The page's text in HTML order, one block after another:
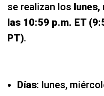
se realizan los lunes,
las 10:59 p.m. ET
PT).
Días: lunes,